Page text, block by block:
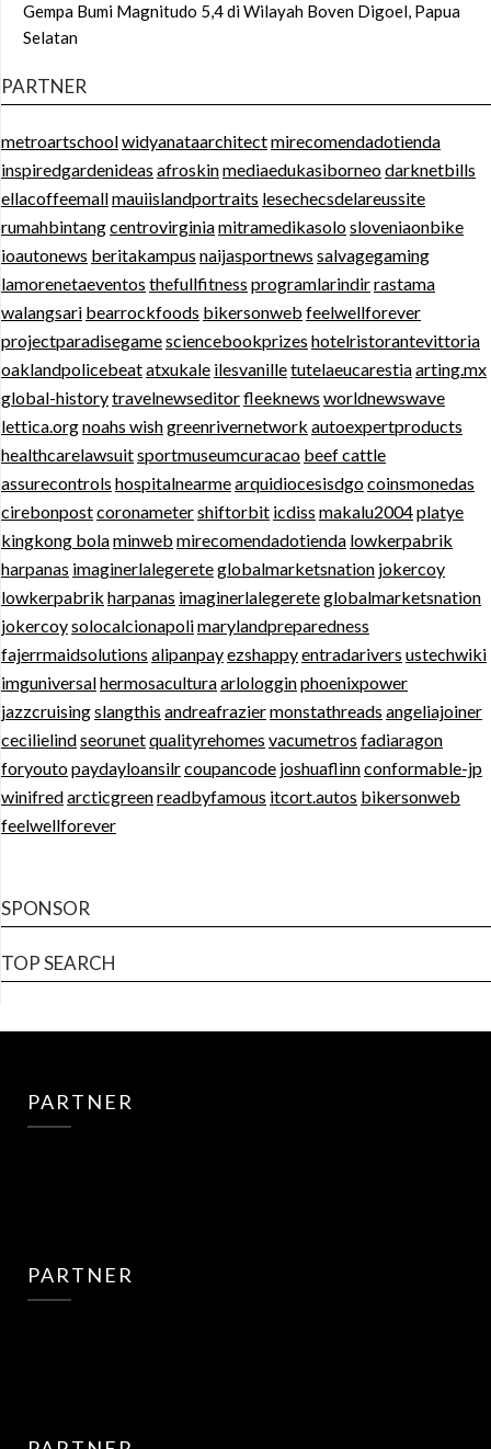
Gempa Bumi Magnitudo 5,4 di Wilayah Boven Digoel, Papua
Selatan
PARTNER
metroartschoolwidyanataarchitectmirecomendadotienda
inspiredgardenideas afroskinmediaedukasiborneodarknetbills
ellacoffeemallmauiislandportraits lesechecsdelareussite
rumahbintangcentrovirginiamitramedikasolosloveniaonbike
ioautonews beritakampus naijasportnews salvagegaming
lamorenetaeventos thefullfitness programlarindirrastama
walangsari bearrockfoods bikersonweb feelwellforever
projectparadisegamesciencebookprizes hotelristorantevittoria
oaklandpolicebeatatxukale ilesvanilletutelaeucarestiaarting.mx
global-historytravelnewseditorfleeknews worldnewswave
lettica.orgnoahs wishgreenrivernetwork autoexpertproducts
healthcarelawsuitsportmuseumcuracao beef cattle
assurecontrols hospitalnearmearquidiocesisdgocoinsmonedas
cirebonpostcoronametershiftorbit icdiss makalu2004platye
kingkong bolaminweb mirecomendadotienda lowkerpabrik
harpanas imaginerlalegereteglobalmarketsnation jokercoy
lowkerpabrik harpanas imaginerlalegereteglobalmarketsnation
jokercoysolocalcionapolimarylandpreparedness
fajerrmaidsolutions alipanpayezshappyentradarivers ustechwiki
imguniversalhermosaculturaarlologginphoenixpower
jazzcruisingslangthis andreafraziermonstathreads angeliajoiner
cecilielindseorunetqualityrehomes vacumetros fadiaragon
foryoutopaydayloansilrcoupancode joshuaflinnconformable-jp
winifredarcticgreenreadbyfamous itcort.autos bikersonweb
feelwellforever
SPONSOR
TOP SEARCH
PARTNER
PARTNER